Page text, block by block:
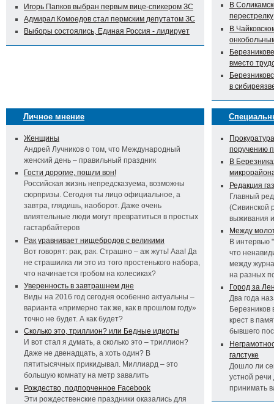
Игорь Папков выбран первым вице-спикером ЗС
Адмирал Комоедов стал пермским депутатом ЗС
Выборы состоялись, Единая Россия - лидирует
В
перестрелку
В
вместо
в
Личное мнение
Женщины
Андрей Лучников о том, что Международный
женский день – правильный праздник
Гости дорогие, пошли вон!
Российская жизнь непредсказуема, возможны
сюрпризы. Сегодня ты лицо официальное, а
завтра, глядишь, наоборот. Даже очень
влиятельные люди могут превратиться в простых
гастарбайтеров
Рак уравнивает нищебродов с великими
Вот говорят: рак, рак. Страшно – аж жуть! Ааа! Да
не страшилка ли это из того простенького набора,
что начинается гробом на колесиках?
Уверенность в завтрашнем дне
Виды на 2016 год сегодня особенно актуальны –
варианта «примерно так же, как в прошлом году»
точно не будет. А как будет?
Сколько это, триллион? или Бедные идиоты
И вот стал я думать, а сколько это – триллион?
Даже не двенадцать, а хоть один? В
пятитысячных прикидывал. Миллиард – это
большую комнату на метр завалить
Рождество, подпорченное Facebook
Эти рождественские праздники оказались для
поручению
В
Редакция
Главный
(Сивинской
выживания
Между
В интервью
что
между
на разных
Город за
Два года
Березников
крест в
бывшего
галстуке
Дошло ли
устной речи
принимать